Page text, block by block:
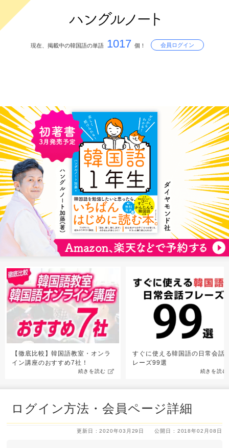
現在、掲載中の韓国語の単語 1017 個！ 会員ログイン
【徹底比較】韓国語教室・オンラ
イン講座のおすすめ7社！
続きを読む
すぐに使える韓国語の日常会話
レーズ99選
続きを読む
ログイン方法・会員ページ詳細
公開日 : 2018年02月08日
更新日 : 2020年03月29日